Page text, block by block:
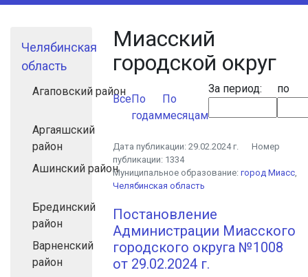
Челябинская
область
Агаповский район
Аргаяшский
район
Ашинский район
Брединский
район
Варненский
район
Миасский
городской округ
ВсеПо
годам
По
месяцам
За период: по
Дата публикации:29.02.2024 г.
Номер
публикации: 1334
Муниципальное образование:город Миасс,
Челябинская область
Постановление
Администрации Миасского
городского округа №1008
от 29.02.2024 г.